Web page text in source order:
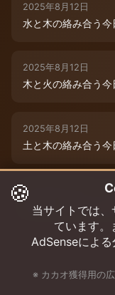
2025年8月12日
水と木の絡み合う
2025年8月12日
木と火の絡み合う
2025年8月12日
土と木の絡み合う
2025年8月12日
今日は、水と木の
🍪
当サイトでは
ています
AdSenseによ
※ カカオ獲得用の